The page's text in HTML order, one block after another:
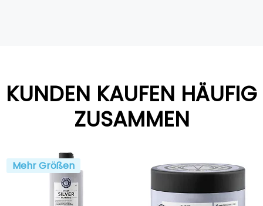
KUNDEN KAUFEN HÄUFIG
ZUSAMMEN
Mehr Größen